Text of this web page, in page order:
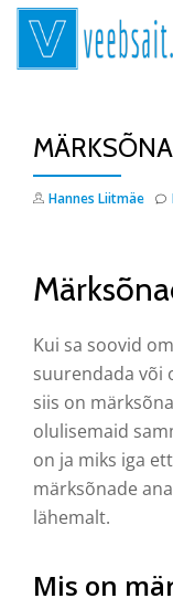
Hannes Liitmäe
Kui sa soovid
suurendada või
siis on
olulisemaid
on ja miks iga
märksõnade
lähemalt.
Mis on